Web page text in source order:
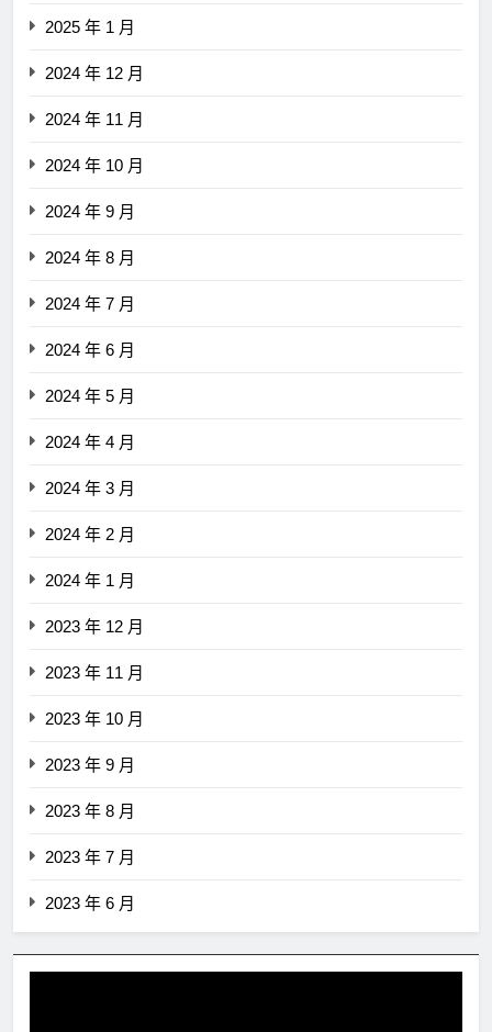
2025 年 1 月
2024 年 12 月
2024 年 11 月
2024 年 10 月
2024 年 9 月
2024 年 8 月
2024 年 7 月
2024 年 6 月
2024 年 5 月
2024 年 4 月
2024 年 3 月
2024 年 2 月
2024 年 1 月
2023 年 12 月
2023 年 11 月
2023 年 10 月
2023 年 9 月
2023 年 8 月
2023 年 7 月
2023 年 6 月